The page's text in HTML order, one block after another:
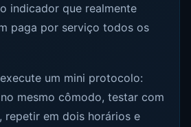
indicador que realmente
paga por serviço todos os
um mini protocolo:
mesmo cômodo, testar com
repetir em dois horários e